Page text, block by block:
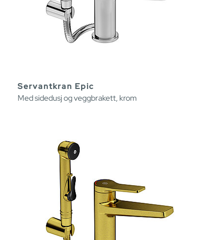
Servantkran Epic
Med sidedusj og veggbrakett, krom